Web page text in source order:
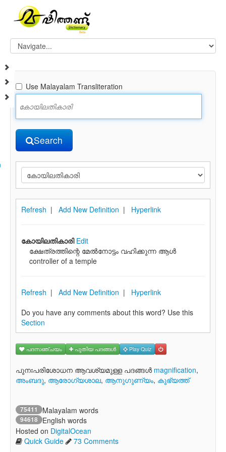
Use Malayalam Transliteration
Search
Refresh | Add New Definition | Hyperlink
കോയിലതികാരി Edit
ക്ഷേത്രത്തിന്റെ മേല്‍നോട്ടം വഹിക്കുന്ന ആള്‍
controller of a temple
Refresh | Add New Definition | Hyperlink
Do you have any comments about this word? Use this
Section
പദസഞ്ചയം പുതിയ പദങ്ങള്‍ Play Quiz
പുനഃപരിശോധന ആവശ്യമുള്ള പദങ്ങള്‍ magnification,
അംബദു, ആരോഗ്യശാല, ആനുഗുണ്യം, കുഭ്യത്ത്
75411 Malayalam words
94618
English words
Hosted on DigitalOcean
Quick Guide
73 Comments